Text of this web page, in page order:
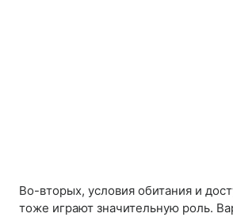
Во-вторых, условия обитания и
тоже играют значительную роль.